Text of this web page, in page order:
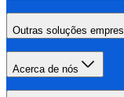
Outras soluções
Acerca de nós